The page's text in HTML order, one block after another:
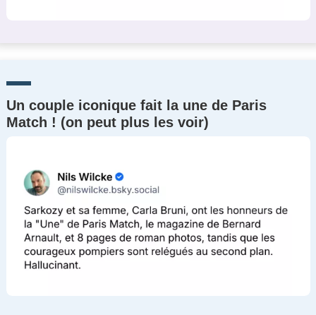
Un couple iconique fait la une de Paris
Match ! (on peut plus les voir)